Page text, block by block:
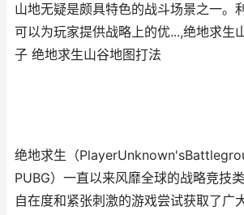
山地无疑是颇具特色的战斗场景之一。
可以为玩家提供战略上的优...,绝地求生
子 绝地求生山谷地图打法
绝地求生（
PUBG）一直以来风靡全球的战略竞技
自在度和紧张刺激的游戏尝试获取了广